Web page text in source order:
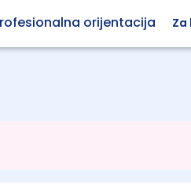
orijentacija Za